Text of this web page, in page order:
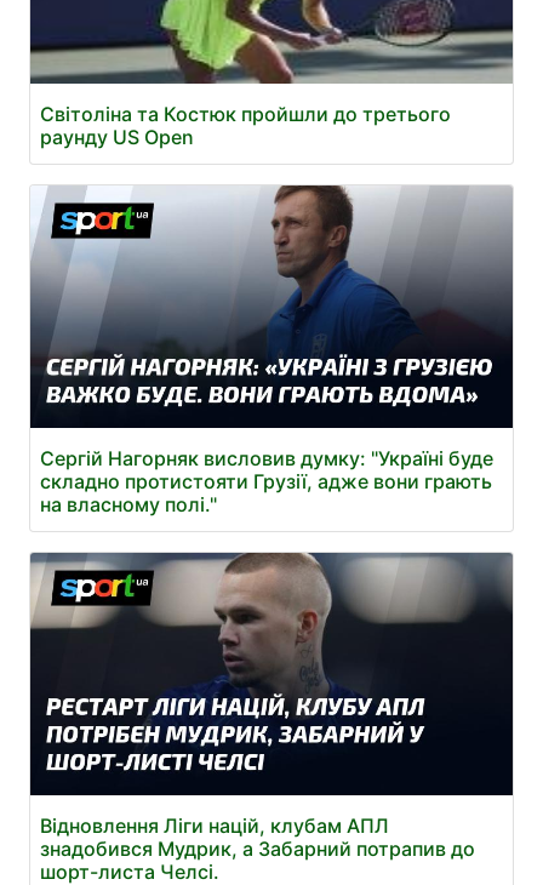
Світоліна та Костюк пройшли до третього
раунду US Open
Сергій Нагорняк висловив думку: "Україні буде
складно протистояти Грузії, адже вони грають
на власному полі."
Відновлення Ліги націй, клубам АПЛ
знадобився Мудрик, а Забарний потрапив до
шорт-листа Челсі.